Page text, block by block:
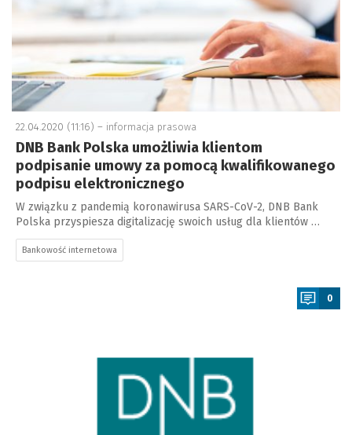
22.04.2020 (11:16) – informacja prasowa
DNB Bank Polska umożliwia klientom
podpisanie umowy za pomocą kwalifikowanego
podpisu elektronicznego
W związku z pandemią koronawirusa SARS-CoV-2, DNB Bank
Polska przyspiesza digitalizację swoich usług dla klientów …
Bankowość internetowa
0